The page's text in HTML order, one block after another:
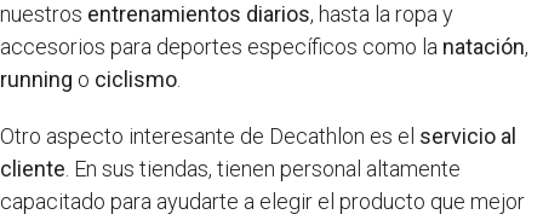
nuestros entrenamientos diarios, hasta la ropa y
accesorios para deportes específicos como la natación,
running o ciclismo
Otro aspecto interesante de Decathlon es el servicio al
cliente . En sus tiendas, tienen personal altamente
capacitado para ayudarte a elegir el producto que mejor